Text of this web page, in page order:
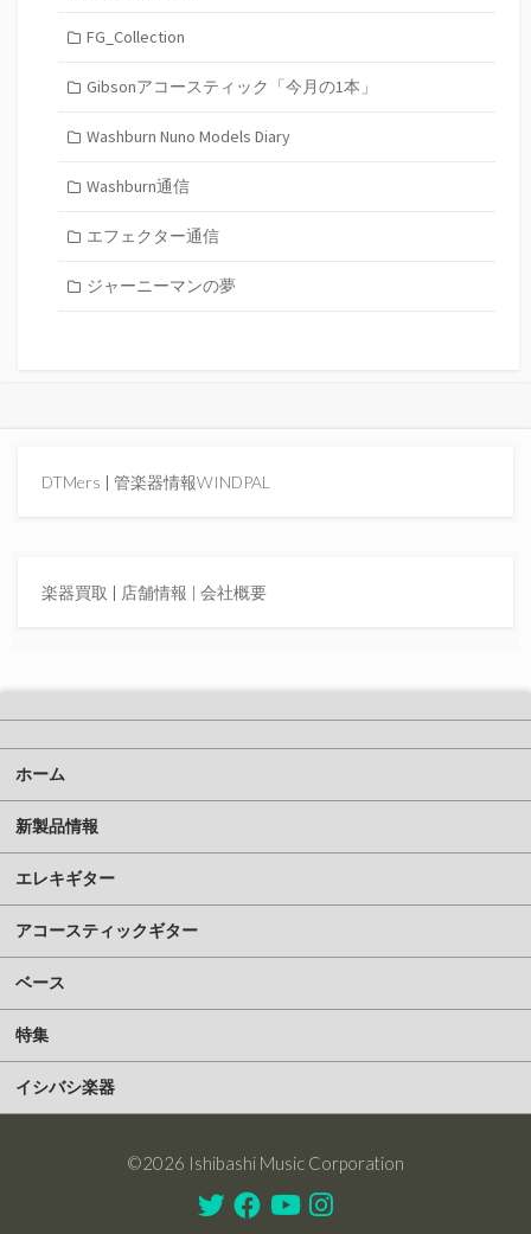
FG_Collection
Gibsonアコースティック「今月の1本」
Washburn Nuno Models Diary
Washburn通信
エフェクター通信
ジャーニーマンの夢
DTMers | 管楽器情報WINDPAL
楽器買取 | 店舗情報 | 会社概要
ホーム
新製品情報
エレキギター
アコースティックギター
ベース
特集
イシバシ楽器
©2026 Ishibashi Music Corporation
TwitterFacebook
YoutubeInstagram